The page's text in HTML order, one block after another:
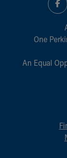
One
An Equal